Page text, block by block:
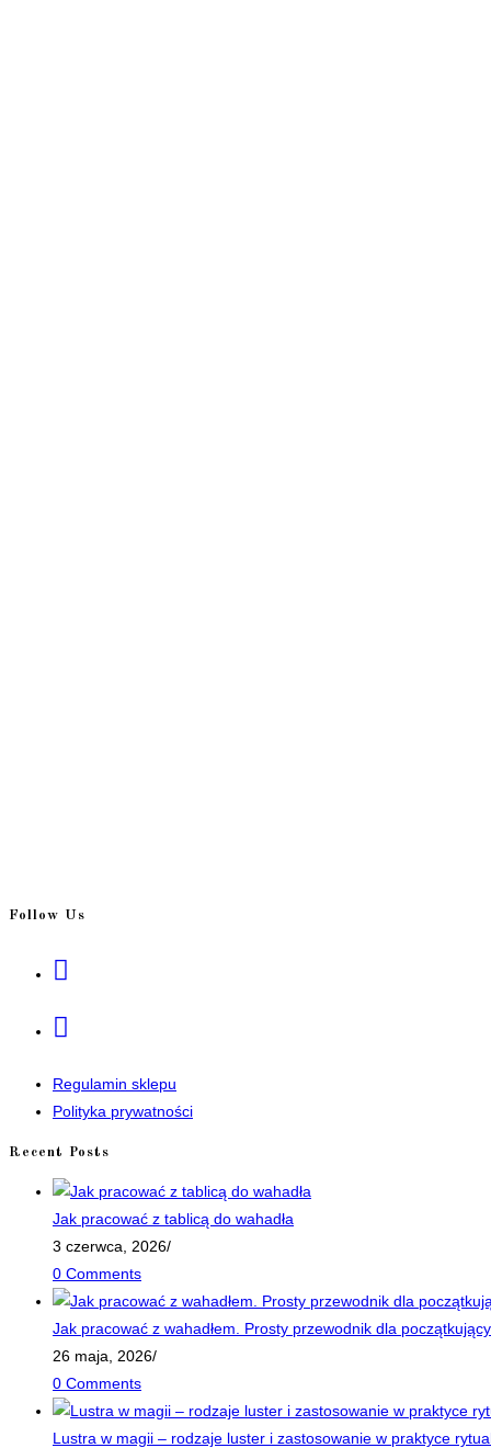
Follow Us
new
tab
Regulamin sklepu
Polityka prywatności
Recent Posts
Jak pracować z tablicą do wahadła
3 czerwca, 2026/
0 Comments
Jak pracować z wahadłem. Prosty przewodnik dla
26 maja, 2026/
0 Comments
Lustra w magii – rodzaje luster i zastosowanie w praktyce